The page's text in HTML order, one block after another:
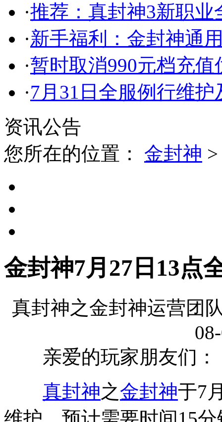
·推荐：真封神3新职业
·新手福利：金封神通
·暂时取消990元档充值
·7月31日全服例行维护
资讯公告
您所在的位置： 金封神
金封神7月27日13点
真封神之金封神运营团
亲爱的玩家朋友们：
真封神之金封神于7